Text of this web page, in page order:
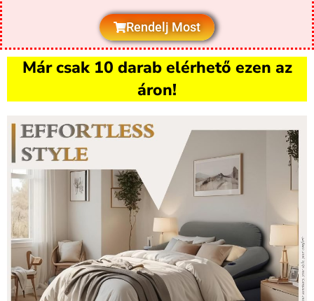
Rendelj Most
Már csak 10 darab elérhető ezen az
áron!